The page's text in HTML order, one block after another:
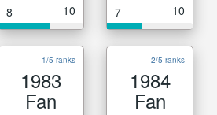
8 10 7 10
1/5 ranks
1983
Fan
2/5 ranks
1984
Fan